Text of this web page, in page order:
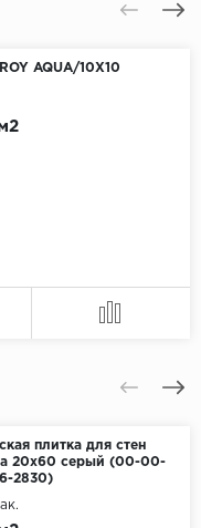
AQUA/10X10
плитка для стен
20x60 серый (00-00-
2830)